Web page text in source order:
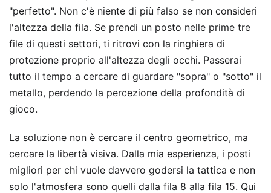
"perfetto". Non c'è niente di più falso se non consideri
l'altezza della fila. Se prendi un posto nelle prime tre
file di questi settori, ti ritrovi con la ringhiera di
protezione proprio all'altezza degli occhi. Passerai
tutto il tempo a cercare di guardare "sopra" o "sotto" il
metallo, perdendo la percezione della profondità di
gioco.
La soluzione non è cercare il centro geometrico, ma
cercare la libertà visiva. Dalla mia esperienza, i posti
migliori per chi vuole davvero godersi la tattica e non
solo l'atmosfera sono quelli dalla fila 8 alla fila 15. Qui